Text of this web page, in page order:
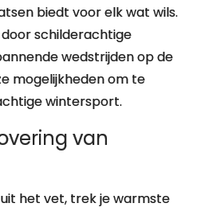
biedt voor elk wat wils.
schilderachtige
wedstrijden op de
mogelijkheden om te
wintersport.
van
het vet, trek je warmste